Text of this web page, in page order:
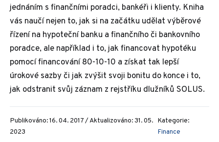
jednáním s finančními poradci, bankéři i klienty. Kniha
vás naučí nejen to, jak si na začátku udělat výběrové
řízení na hypoteční banku a finančního či bankovního
poradce, ale například i to, jak financovat hypotéku
pomocí financování 80-10-10 a získat tak lepší
úrokové sazby či jak zvýšit svoji bonitu do konce i to,
jak odstranit svůj záznam z rejstříku dlužníků SOLUS.
Publikováno: 16. 04. 2017 / Aktualizováno: 31. 05.
2023
Kategorie:
Finance